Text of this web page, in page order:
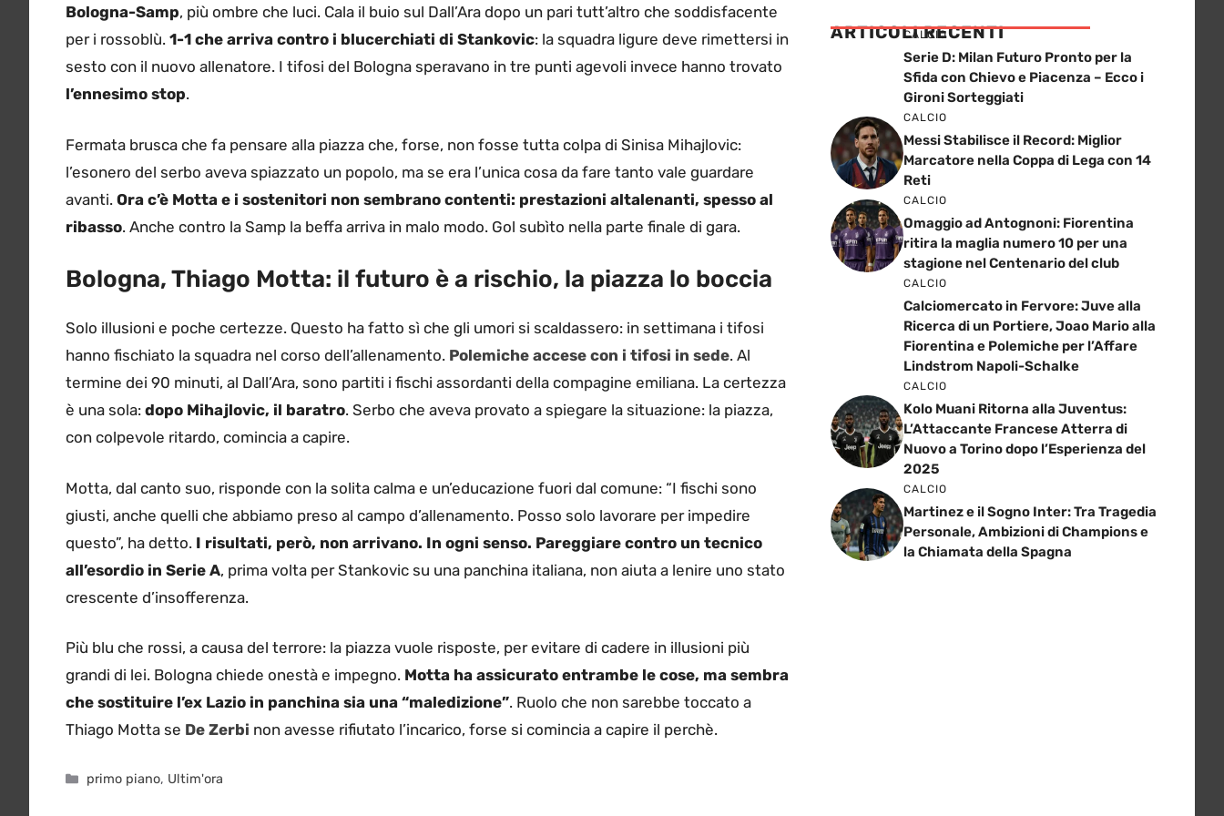
Bologna-Samp, più ombre che luci. Cala il buio sul Dall’Ara dopo un pari tutt’altro che soddisfacente
per i rossoblù. 1-1 che arriva contro i blucerchiati di Stankovic: la squadra ligure deve rimettersi in
sesto con il nuovo allenatore. I tifosi del Bologna speravano in tre punti agevoli invece hanno trovato
l’ennesimo stop.
Fermata brusca che fa pensare alla piazza che, forse, non fosse tutta colpa di Sinisa Mihajlovic:
l’esonero del serbo aveva spiazzato un popolo, ma se era l’unica cosa da fare tanto vale guardare
avanti. Ora c’è Motta e i sostenitori non sembrano contenti: prestazioni altalenanti, spesso al
ribasso. Anche contro la Samp la beffa arriva in malo modo. Gol subìto nella parte finale di gara.
Bologna, Thiago Motta: il futuro è a rischio, la piazza lo boccia
Solo illusioni e poche certezze. Questo ha fatto sì che gli umori si scaldassero: in settimana i tifosi
hanno fischiato la squadra nel corso dell’allenamento. Polemiche accese con i tifosi in sede. Al
termine dei 90 minuti, al Dall’Ara, sono partiti i fischi assordanti della compagine emiliana. La certezza
è una sola: dopo Mihajlovic, il baratro. Serbo che aveva provato a spiegare la situazione: la piazza,
con colpevole ritardo, comincia a capire.
Motta, dal canto suo, risponde con la solita calma e un’educazione fuori dal comune: “I fischi sono
giusti, anche quelli che abbiamo preso al campo d’allenamento. Posso solo lavorare per impedire
questo”, ha detto. I risultati, però, non arrivano. In ogni senso. Pareggiare contro un tecnico
all’esordio in Serie A, prima volta per Stankovic su una panchina italiana, non aiuta a lenire uno stato
crescente d’insofferenza.
Più blu che rossi, a causa del terrore: la piazza vuole risposte, per evitare di cadere in illusioni più
grandi di lei. Bologna chiede onestà e impegno. Motta ha assicurato entrambe le cose, ma sembra
che sostituire l’ex Lazio in panchina sia una “maledizione”. Ruolo che non sarebbe toccato a
Thiago Motta se De Zerbi non avesse rifiutato l’incarico, forse si comincia a capire il perchè.
Categorie
primo piano, Ultim'ora
ARTICOLI RECENTI
CALCIO
Serie D: Milan Futuro Pronto per la
Sfida con Chievo e Piacenza – Ecco i
Gironi Sorteggiati
CALCIO
Messi Stabilisce il Record: Miglior
Marcatore nella Coppa di Lega con 14
Reti
CALCIO
Omaggio ad Antognoni: Fiorentina
ritira la maglia numero 10 per una
stagione nel Centenario del club
CALCIO
Calciomercato in Fervore: Juve alla
Ricerca di un Portiere, Joao Mario alla
Fiorentina e Polemiche per l’Affare
Lindstrom Napoli-Schalke
CALCIO
Kolo Muani Ritorna alla Juventus:
L’Attaccante Francese Atterra di
Nuovo a Torino dopo l’Esperienza del
2025
CALCIO
Martinez e il Sogno Inter: Tra Tragedia
Personale, Ambizioni di Champions e
la Chiamata della Spagna